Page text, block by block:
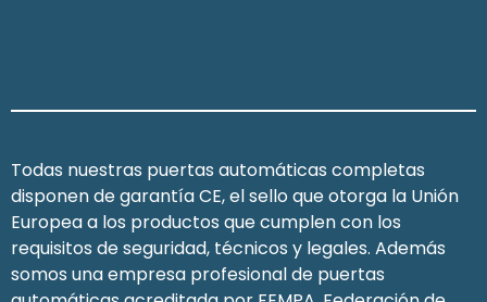
Todas nuestras puertas automáticas completas
disponen de garantía CE, el sello que otorga la Unión
Europea a los productos que cumplen con los
requisitos de seguridad, técnicos y legales. Además
somos una empresa profesional de puertas